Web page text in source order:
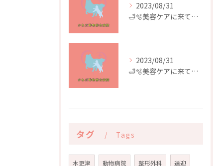
2023/08/31
🛁🫧美容ケアに来てくれたお友達🫧🛁
2023/08/31
🛁🫧美容ケアに来てくれたお友達🫧🛁
タグ Tags
木更津 動物病院 整形外科 送迎